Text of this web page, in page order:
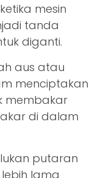
mesin
tanda
diganti.
aus atau
menciptakan
membakar
di dalam
putaran
lama